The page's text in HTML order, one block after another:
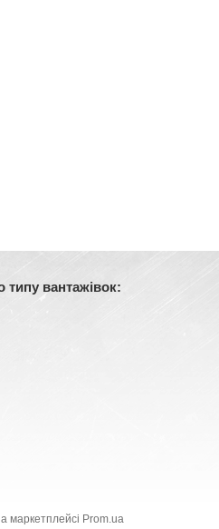
типу вантажівок:
маркетплейсі Prom.ua